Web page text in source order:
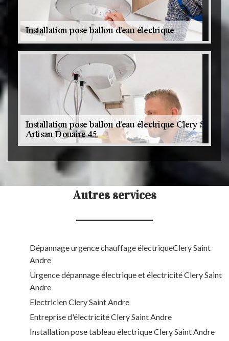
Autres services
Dépannage urgence chauffage électriqueClery Saint
Andre
Urgence dépannage électrique et électricité Clery Saint
Andre
Electricien Clery Saint Andre
Entreprise d'électricité Clery Saint Andre
Installation pose tableau électrique Clery Saint Andre